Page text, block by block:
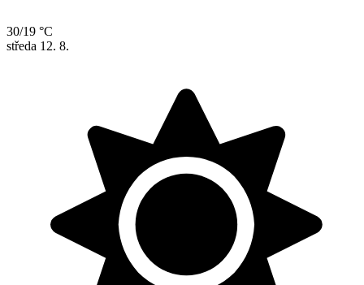
30/19 °C
středa 12. 8.